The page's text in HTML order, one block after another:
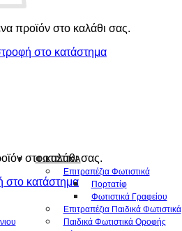
προϊόν στο καλάθι σας.
στο κατάστημα
στο καλάθι σας.
στο κατάστημα
ΦΩΤΙΣΤΙΚΆ
Επιτραπέζια Φωτιστικά
Πορτατίφ
Φωτιστικά Γραφείου
Επιτραπέζια Παιδικά Φωτιστικά
Παιδικά Φωτιστικά Οροφής